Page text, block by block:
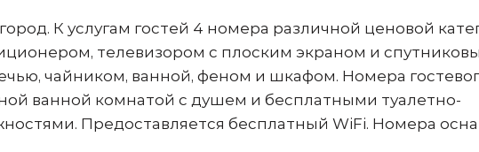
К услугам гостей 4 номера различной ценовой
телевизором с плоским экраном и
чайником, ванной, феном и шкафом. Номера
ванной комнатой с душем и бесплатными туалетно-
Предоставляется бесплатный WiFi. Номера